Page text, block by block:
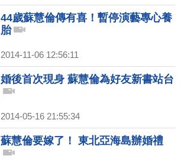
44歲蘇慧倫傳有喜！暫停演藝專心養
胎
2014-11-06 12:56:11
婚後首次現身 蘇慧倫為好友新書站台
2014-05-16 21:55:34
蘇慧倫要嫁了！ 東北亞海島辦婚禮